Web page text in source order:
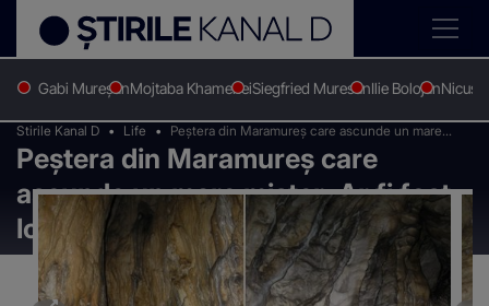
Gabi MureșanMojtaba KhameneiSiegfried MuresanIlie Bolojan
Stirile Kanal D Life
Peștera din Maramureș care ascunde un mare
mister: Ar fi fost locuită și de oameni preistorici
Peștera din Maramureș care
ascunde un mare mister: Ar fi fost
locuită și de oameni preistorici